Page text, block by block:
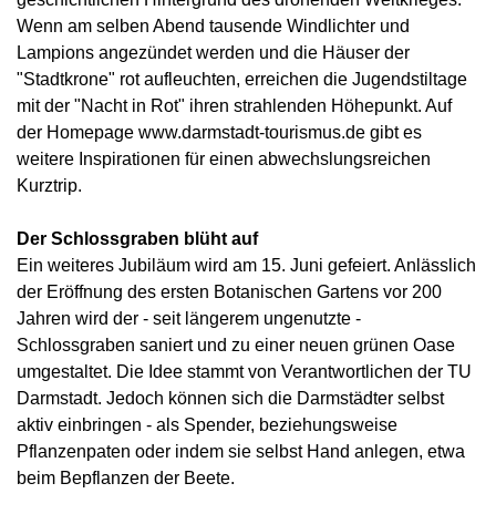
Wenn am selben Abend tausende Windlichter und
Lampions angezündet werden und die Häuser der
"Stadtkrone" rot aufleuchten, erreichen die Jugendstiltage
mit der "Nacht in Rot" ihren strahlenden Höhepunkt. Auf
der Homepage www.darmstadt-tourismus.de gibt es
weitere Inspirationen für einen abwechslungsreichen
Kurztrip.
Der Schlossgraben blüht auf
Ein weiteres Jubiläum wird am 15. Juni gefeiert. Anlässlich
der Eröffnung des ersten Botanischen Gartens vor 200
Jahren wird der - seit längerem ungenutzte -
Schlossgraben saniert und zu einer neuen grünen Oase
umgestaltet. Die Idee stammt von Verantwortlichen der TU
Darmstadt. Jedoch können sich die Darmstädter selbst
aktiv einbringen - als Spender, beziehungsweise
Pflanzenpaten oder indem sie selbst Hand anlegen, etwa
beim Bepflanzen der Beete.